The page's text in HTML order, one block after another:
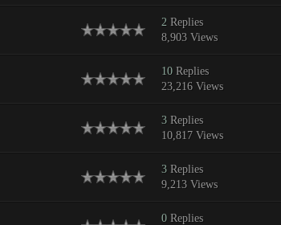
2Replies
8,903 Views
10Replies
23,216 Views
3Replies
10,817 Views
3Replies
9,213 Views
0Replies